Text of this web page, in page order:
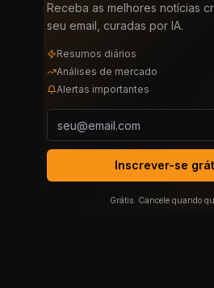
Receba as melhores notícias
seu email, curadas por IA.
Resumos diários
Análises de mercado
Alertas importantes
Inscrever-se
Grátis. Cancele quando